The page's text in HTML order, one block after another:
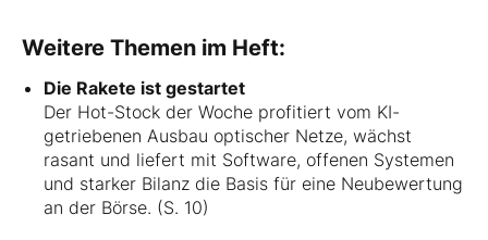
Weitere Themen im Heft:
Die Rakete ist gestartet
Der Hot-Stock der Woche profitiert vom KI-
getriebenen Ausbau optischer Netze, wächst
rasant und liefert mit Software, offenen Systemen
und starker Bilanz die Basis für eine Neubewertung
an der Börse. (S. 10)